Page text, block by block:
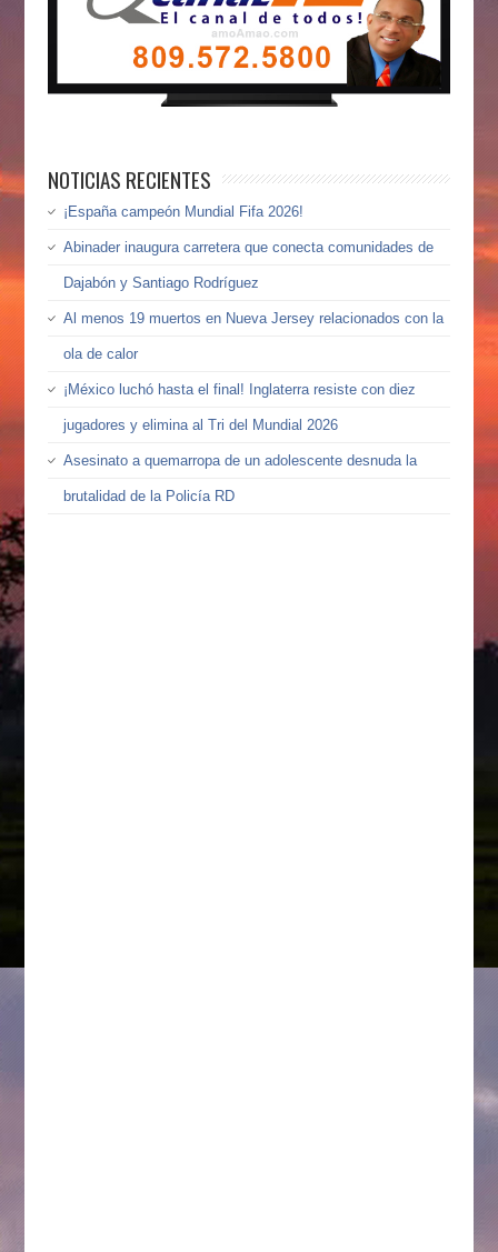
NOTICIAS RECIENTES
¡España campeón Mundial Fifa 2026!
Abinader inaugura carretera que conecta comunidades de
Dajabón y Santiago Rodríguez
Al menos 19 muertos en Nueva Jersey relacionados con la
ola de calor
¡México luchó hasta el final! Inglaterra resiste con diez
jugadores y elimina al Tri del Mundial 2026
Asesinato a quemarropa de un adolescente desnuda la
brutalidad de la Policía RD